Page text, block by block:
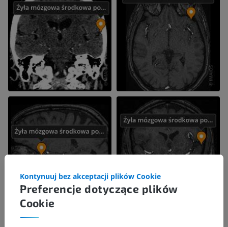
Preferencje dotyczące plików
Cookie
Kontynuuj bez akceptacji plików Cookie